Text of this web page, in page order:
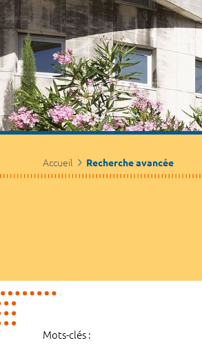
Accueil Recherche avancée
Mots-clés :